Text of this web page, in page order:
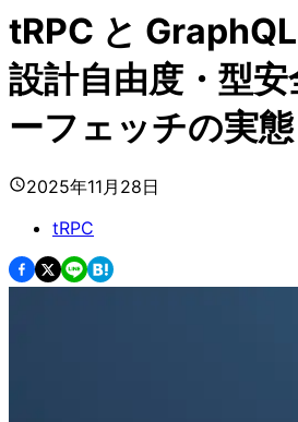
tRPC と GraphQL
設計自由度・型
ーフェッチの実態
2025年11月28日
tRPC